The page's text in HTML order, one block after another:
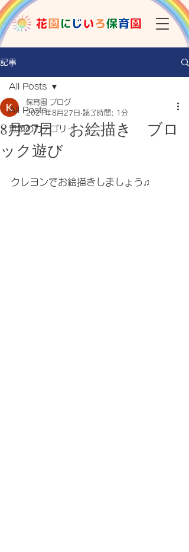
記事
All Posts
無題のカテゴリー
All Posts
8月27日 お絵描き ブロ
ック遊び
保育園 ブログ
2021年8月27日 読了時間: 1分
クレヨンでお絵描きしましょう♫